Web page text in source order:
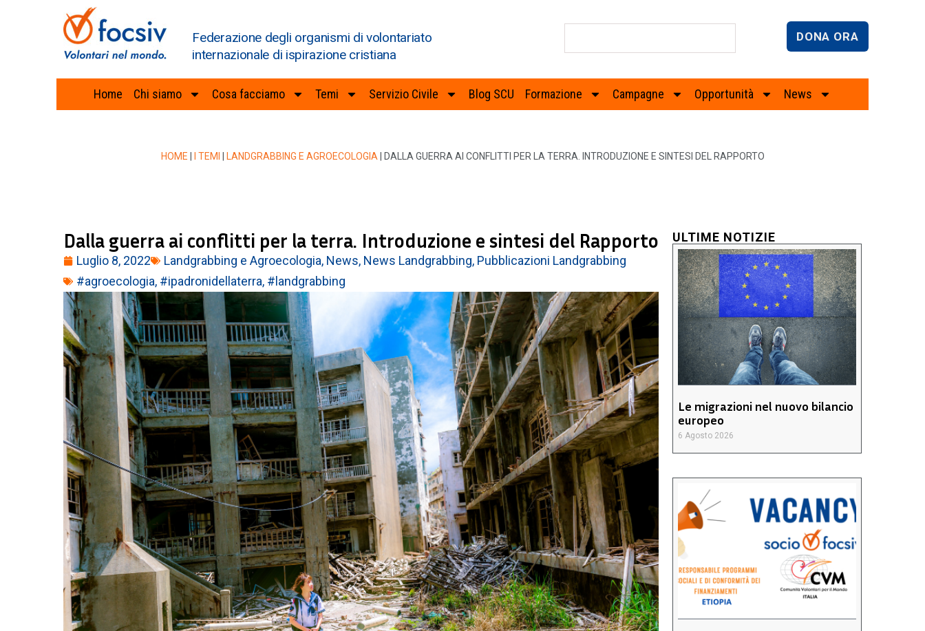
Federazione degli organismi di volontariato
internazionale di ispirazione cristiana
DONA ORA
Home Chi siamo Cosa facciamo Temi Servizio Civile Blog SCU Formazione Campagne Opportunità News
HOME I TEMI LANDGRABBING E AGROECOLOGIA DALLA GUERRA AI CONFLITTI PER LA TERRA. INTRODUZIONE E SINTESI DEL RAPPORTO
Dalla guerra ai conflitti per la terra. Introduzione e sintesi del Rapporto
Luglio 8, 2022 Landgrabbing e Agroecologia, News, News Landgrabbing, Pubblicazioni Landgrabbing
#agroecologia, #ipadronidellaterra, #landgrabbing
ULTIME NOTIZIE
Le migrazioni nel nuovo bilancio
europeo
6 Agosto 2026